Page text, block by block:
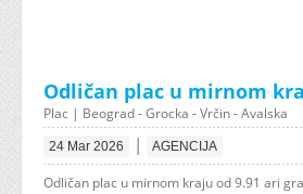
Odličan plac u mirnom
Plac | Beograd - Grocka - Vrčin - Avalska
24 Mar 2026 | AGENCIJA
Odličan plac u mirnom kraju od 9.91 ari